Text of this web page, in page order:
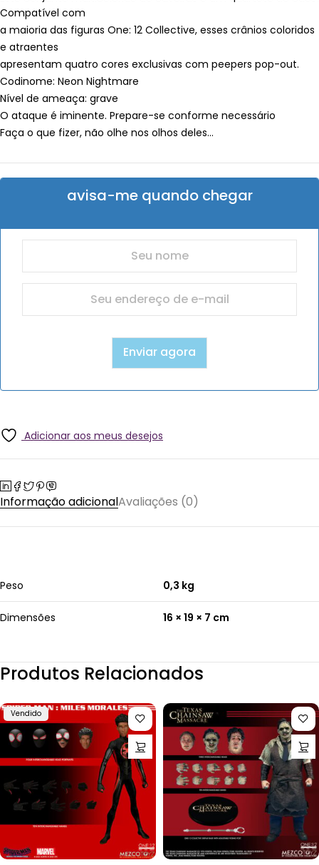
Compatível com
a maioria das figuras One: 12 Collective, esses crânios coloridos
e atraentes
apresentam quatro cores exclusivas com peepers pop-out.
Codinome: Neon Nightmare
Nível de ameaça: grave
O ataque é iminente. Prepare-se conforme necessário
Faça o que fizer, não olhe nos olhos deles…
avisa-me quando chegar
Adicionar aos meus desejos
Informação adicionalAvaliações (0)
Peso 0,3 kg
Dimensões 16 × 19 × 7 cm
Produtos Relacionados
Vendido